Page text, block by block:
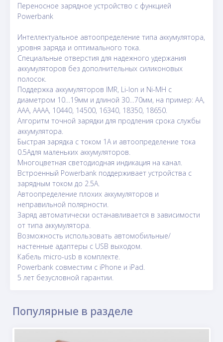
Переносное зарядное устройство с функцией
Powerbank
Интеллектуальное автоопределение типа аккумулятора,
уровня заряда и оптимального тока.
Специальные отверстия для надежного удержания
аккумуляторов без дополнительных силиконовых
полосок.
Поддержка аккумуляторов IMR, Li-Ion и Ni-MH с
диаметром 10…19мм и длиной 30…70мм, на пример: AA,
AAA, AAAA, 10440, 14500, 16340, 18350, 18650.
Алгоритм точной зарядки для продления срока службы
аккумулятора.
Быстрая зарядка с током 1А и автоопределение тока
0.5Aдля маленьких аккумуляторов.
Многоцветная светодиодная индикация на канал.
Встроенный Powerbank поддерживает устройства с
зарядным током до 2.5А.
Автоопределение плохих аккумуляторов и
неправильной полярности.
Заряд автоматически останавливается в зависимости
от типа аккумулятора.
Возможность использовать автомобильные/
настенные адаптеры с USB выходом.
Кабель micro-usb в комплекте.
Powerbank совместим с iPhone и iPad.
5 лет безусловной гарантии.
Популярные в разделе